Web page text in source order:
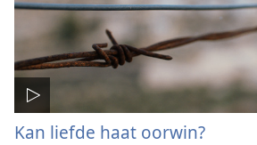
Kan liefde haat oorwin?